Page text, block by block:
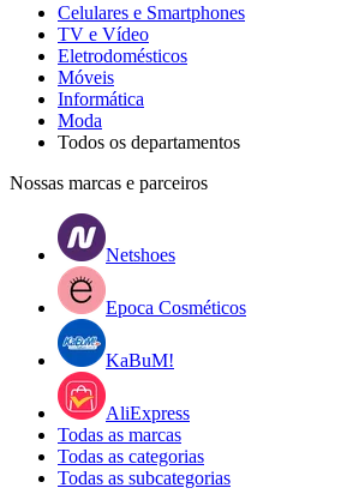
Celulares e Smartphones
TV e Vídeo
Eletrodomésticos
Móveis
Informática
Moda
Todos os departamentos
Nossas marcas e parceiros
Netshoes
Epoca Cosméticos
KaBuM!
AliExpress
Todas as marcas
Todas as categorias
Todas as subcategorias